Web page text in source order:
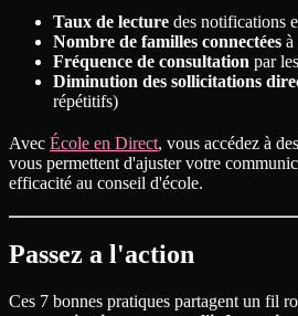
Taux de lecture des notifications
Nombre de familles connectées à
Fréquence de consultation par
Diminution des sollicitations
répétitifs)
Avec École en Direct, vous accédez à
vous permettent d'ajuster votre
efficacité au conseil d'école.
Passez a l'action
Ces 7 bonnes pratiques partagent un fil